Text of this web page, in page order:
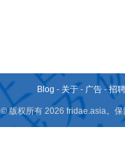
Blog - 关于 - 广告 -招
© 版权所有 2026 fridae.asia。